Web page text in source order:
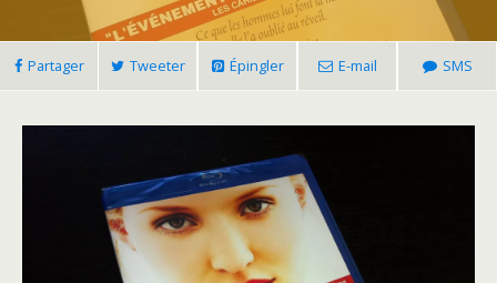
Partager Tweeter Épingler E-mail SMS